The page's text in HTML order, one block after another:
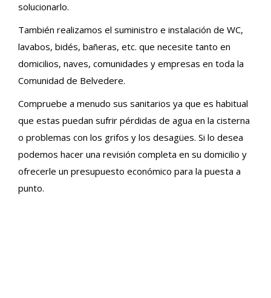
solucionarlo.
También realizamos el suministro e instalación de WC,
lavabos, bidés, bañeras, etc. que necesite tanto en
domicilios, naves, comunidades y empresas en toda la
Comunidad de Belvedere.
Compruebe a menudo sus sanitarios ya que es habitual
que estas puedan sufrir pérdidas de agua en la cisterna
o problemas con los grifos y los desagües. Si lo desea
podemos hacer una revisión completa en su domicilio y
ofrecerle un presupuesto económico para la puesta a
punto.